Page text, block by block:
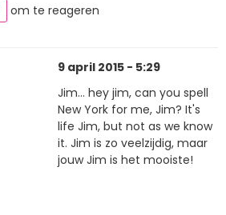
om te reageren
9 april 2015 - 5:29
Jim... hey jim, can you spell
New York for me, Jim? It's
life Jim, but not as we know
it. Jim is zo veelzijdig, maar
jouw Jim is het mooiste!